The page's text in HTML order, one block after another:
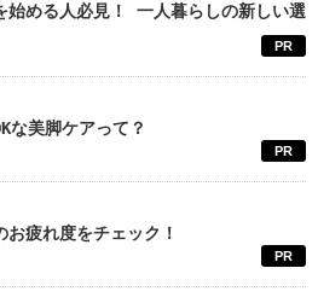
始める人必見！ 一人暮らしの新しい選
PR
な美脚ケアって？
PR
疲れ度をチェック！
PR